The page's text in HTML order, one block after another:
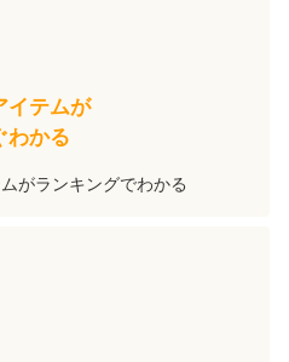
イテムが
わかる
がランキングでわかる